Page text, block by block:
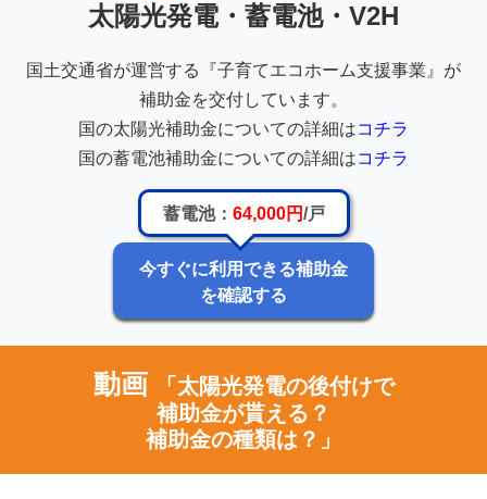
太陽光発電・蓄電池・V2H
国土交通省が運営する『子育てエコホーム支援事業』が
補助金を交付しています。
国の太陽光補助金についての詳細はコチラ
国の蓄電池補助金についての詳細はコチラ
蓄電池： 64,000円/戸
今すぐに利用できる補助金
を確認する
動画
「太陽光発電の後付けで
補助金が貰える？
補助金の種類は？」